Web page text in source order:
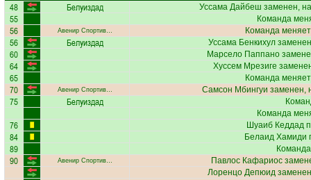
48 Белуиздад Уссама Дайбеш заменен,
55 Команда
56 Авенир Спортив… Команда
56 Белуиздад Уссама Бенкихул
60 Марсело Паппано
64 Хуссем Мрезиге
65 Команда
70 Авенир Спортив… Самсон Мбингуи заменен,
75 Белуиздад
Команда
76 Шуаиб Кеддад
84 Белаид Хамиди
89
90 Авенир Спортив… Павлос Кафариос
Лоренцо Депюид